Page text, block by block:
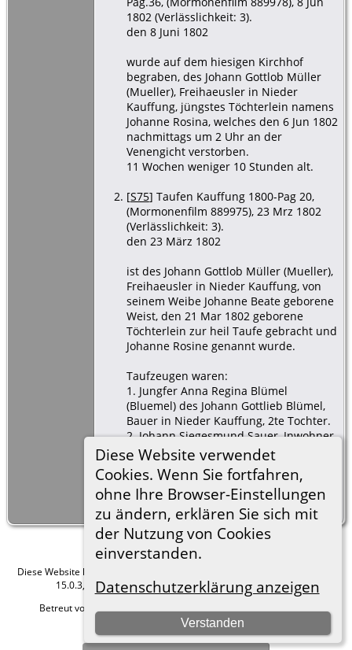
Diese Website verwendet
Cookies. Wenn Sie fortfahren,
ohne Ihre Browser-Einstellungen
zu ändern, erklären Sie sich mit
der Nutzung von Cookies
einverstanden.
Datenschutzerklärung anzeigen
Verstanden
1802 -
Schlesien
Tod- 6 Jun
1802 -
Kauffung,
Kreis
Goldberg,
- 8 Jun 1802
- Kauffung,
1802 (Verlässlichkeit: 3).
den 8 Juni 1802
wurde auf dem hiesigen Kirchhof
begraben, des Johann Gottlob Müller
(Mueller), Freihaeusler in Nieder
Kauffung, jüngstes Töchterlein namens
Johanne Rosina, welches den 6 Jun 1802
nachmittags um 2 Uhr an der
Venengicht verstorben.
11 Wochen weniger 10 Stunden alt.
[S75] Taufen Kauffung 1800-Pag 20,
(Mormonenfilm 889975), 23 Mrz 1802
(Verlässlichkeit: 3).
den 23 März 1802
ist des Johann Gottlob Müller (Mueller),
Freihaeusler in Nieder Kauffung, von
seinem Weibe Johanne Beate geborene
Weist, den 21 Mar 1802 geborene
Töchterlein zur heil Taufe gebracht und
Johanne Rosine genannt wurde.
Taufzeugen waren:
1. Jungfer Anna Regina Blümel
(Bluemel) des Johann Gottlieb Blümel,
Bauer in Nieder Kauffung, 2te Tochter.
2. Johann Siegesmund Sauer, Inwohner
in Mittel Kauffung.
3. Johann Gottlieb Hüner (Huener) ?,
Hofegaertner und Korbmacher in
Nieder Kauffung.
Diese Website läuft mit
15.0.3, programmiert von Darrin Lythgoe © 2001-2026.
Betreut von
Hier geht es zum Impressum